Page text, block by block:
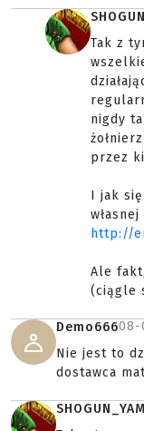
Tak z
nigdy
przez
I jak się
http://
Ale
(ciągle
Demo66608-
Nie jest to
dostawca